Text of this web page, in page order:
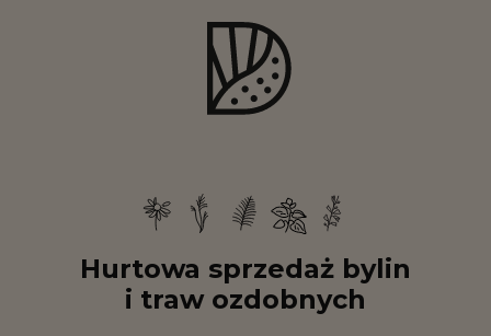
Hurtowa sprzedaż bylin
i traw ozdobnych